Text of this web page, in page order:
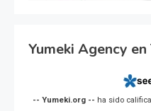
Yumeki Agency en
-- Yumeki.org -- ha sido